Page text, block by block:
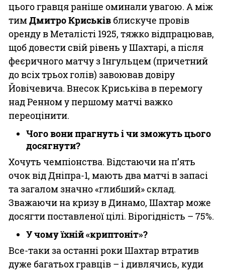
цього гравця раніше оминали увагою. А між
тимДмитро Криськів блискуче провів
оренду в Металісті 1925, тяжко відпрацював,
щоб довести свій рівень у Шахтарі, а після
феєричного матчу з Інгульцем (причетний
до всіх трьох голів) завоював довіру
Йовічевича. Внесок Криськіва в перемогу
над Ренном у першому матчі важко
переоцінити.
Чого вони прагнуть і чи зможуть цього
досягнути?
Хочуть чемпіонства. Відстаючи на п’ять
очок від Дніпра-1, мають два матчі в запасі
та загалом значно «глибший» склад.
Зважаючи на кризу в Динамо, Шахтар може
досягти поставленої цілі. Вірогідність – 75%.
У чому їхній «криптоніт»?
Все-таки за останні роки Шахтар втратив
дуже багатьох гравців – і дивлячись, куди